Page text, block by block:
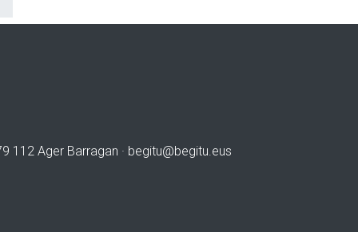
112 Ager Barragan · begitu@begitu.eus